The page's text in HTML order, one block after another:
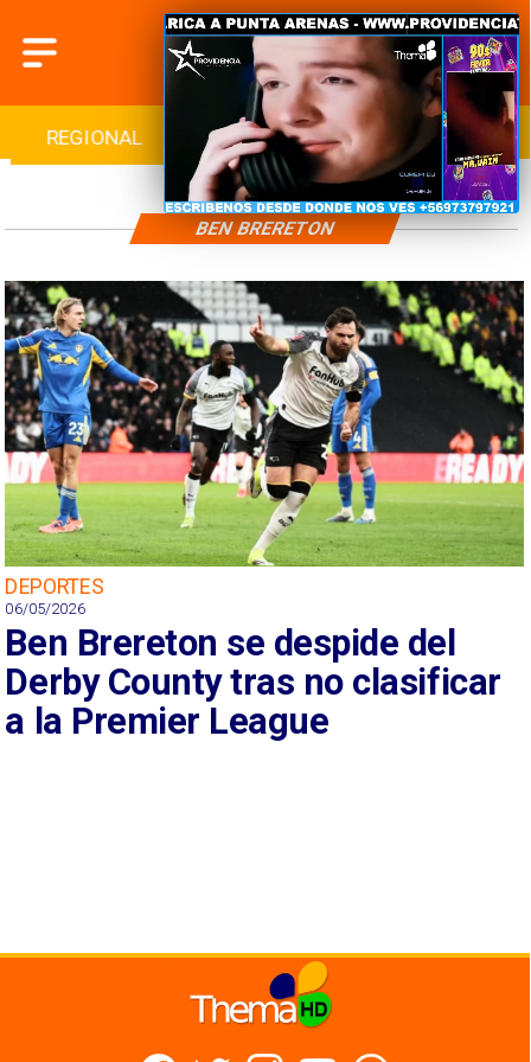
REGIONAL INTERNACIONAL DEPORTES
DEPORTES
06/05/2026
Ben Brereton se despide del
Derby County tras no clasificar
a la Premier League
BEN BRERETON